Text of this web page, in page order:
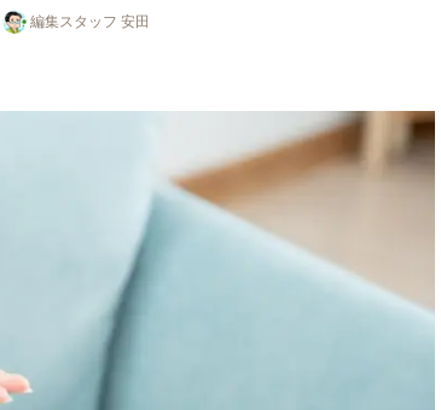
編集スタッフ 安田